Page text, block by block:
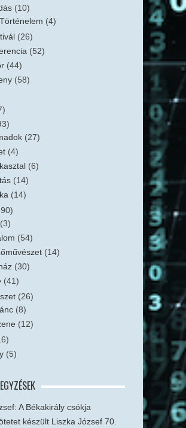
(10)
Történelem (4)
(26)
(52)
(44)
(58)
(27)
(4)
(6)
(14)
(14)
(3)
(54)
(14)
(30)
(41)
(26)
(8)
(12)
(5)
A Békakirály csókja
készült Liszka József 70.